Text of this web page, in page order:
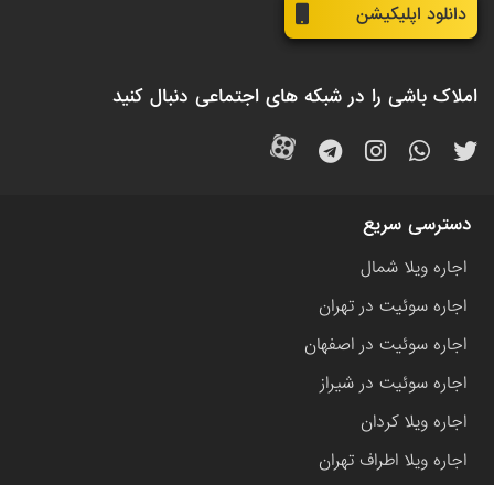
دانلود اپلیکیشن
املاک باشی را در شبکه های اجتماعی دنبال کنید
دسترسی سریع
اجاره ویلا شمال
اجاره سوئیت در تهران
اجاره سوئیت در اصفهان
اجاره سوئیت در شیراز
اجاره ویلا کردان
اجاره ویلا اطراف تهران